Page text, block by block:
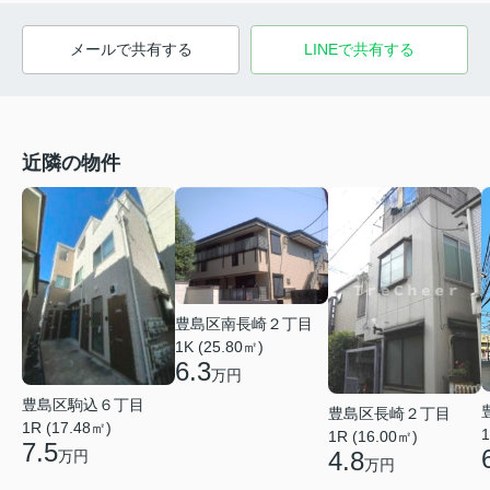
メールで共有する LINEで共有する
近隣の物件
豊島区駒込６丁目
1R (17.48㎡)
7.5万円
豊島区南長崎２丁目
1K (25.80㎡)
6.3万円
豊島区長崎２丁目
1R (16.00㎡)
4.8万円